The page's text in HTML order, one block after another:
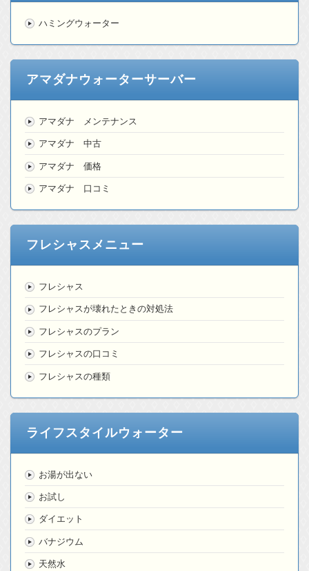
ハミングウォーター
アマダナウォーターサーバー
アマダナ メンテナンス
アマダナ 中古
アマダナ 価格
アマダナ 口コミ
フレシャスメニュー
フレシャス
フレシャスが壊れたときの対処法
フレシャスのプラン
フレシャスの口コミ
フレシャスの種類
ライフスタイルウォーター
お湯が出ない
お試し
ダイエット
バナジウム
天然水